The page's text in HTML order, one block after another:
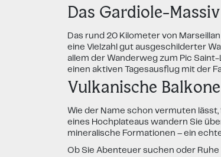
Das Gardiole-Massiv
Das rund 20 Kilometer von
eine Vielzahl gut ausgeschilderter
allem der Wanderweg zum Pic
einen aktiven Tagesausflug mit der
Vulkanische Balkone
Wie der Name schon vermuten
eines Hochplateaus wandern Sie
mineralische Formationen – ein
Ob Sie Abenteuer suchen oder